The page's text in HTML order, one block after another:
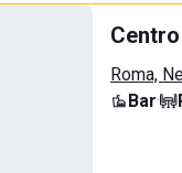
Roma,
Bar·